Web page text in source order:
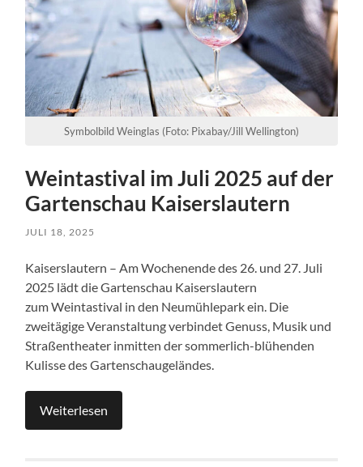
Symbolbild Weinglas (Foto: Pixabay/Jill Wellington)
Weintastival im Juli 2025 auf der
Gartenschau Kaiserslautern
JULI 18, 2025
Kaiserslautern – Am Wochenende des 26. und 27. Juli
2025 lädt die Gartenschau Kaiserslautern
zum Weintastival in den Neumühlepark ein. Die
zweitägige Veranstaltung verbindet Genuss, Musik und
Straßentheater inmitten der sommerlich-blühenden
Kulisse des Gartenschaugeländes.
Weiterlesen